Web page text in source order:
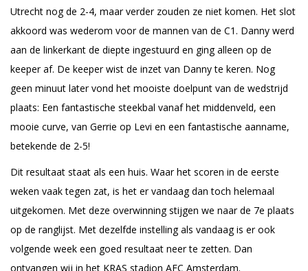
Utrecht nog de 2-4, maar verder zouden ze niet komen. Het slot
akkoord was wederom voor de mannen van de C1. Danny werd
aan de linkerkant de diepte ingestuurd en ging alleen op de
keeper af. De keeper wist de inzet van Danny te keren. Nog
geen minuut later vond het mooiste doelpunt van de wedstrijd
plaats: Een fantastische steekbal vanaf het middenveld, een
mooie curve, van Gerrie op Levi en een fantastische aanname,
betekende de 2-5!
Dit resultaat staat als een huis. Waar het scoren in de eerste
weken vaak tegen zat, is het er vandaag dan toch helemaal
uitgekomen. Met deze overwinning stijgen we naar de 7e plaats
op de ranglijst. Met dezelfde instelling als vandaag is er ook
volgende week een goed resultaat neer te zetten. Dan
ontvangen wij in het KRAS stadion AFC Amsterdam.